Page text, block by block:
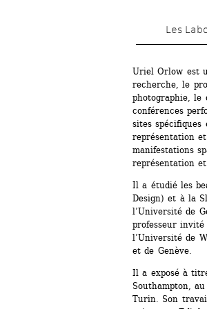
Les
Uriel Orlow est
recherche, le
photographie, le
conférences
sites spécifiques
représentation
manifestations
représentation
Il a étudié les
Design) et à la
l’Université de
professeur
l’Université de
et de Genève.
Il a exposé à
Southampton,
Turin. Son